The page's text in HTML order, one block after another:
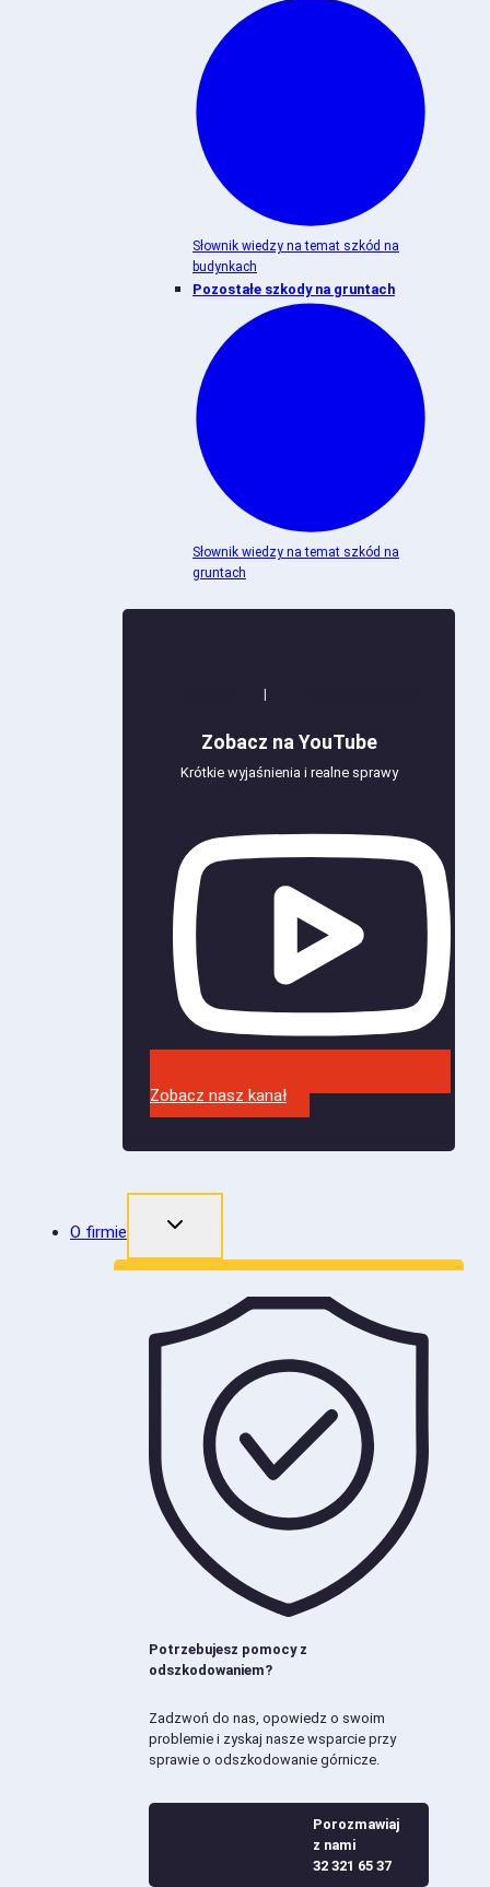
Słownik wiedzy na temat szkód na
budynkach
Pozostałe szkody na gruntach
Słownik wiedzy na temat szkód na
gruntach
Zobacz na YouTube
Krótkie wyjaśnienia i realne sprawy
Zobacz nasz kanał
O firmie
Potrzebujesz pomocy z
odszkodowaniem?
Zadzwoń do nas, opowiedz o swoim
problemie i zyskaj nasze wsparcie przy
sprawie o odszkodowanie górnicze.
Porozmawiaj
z nami
32 321 65 37